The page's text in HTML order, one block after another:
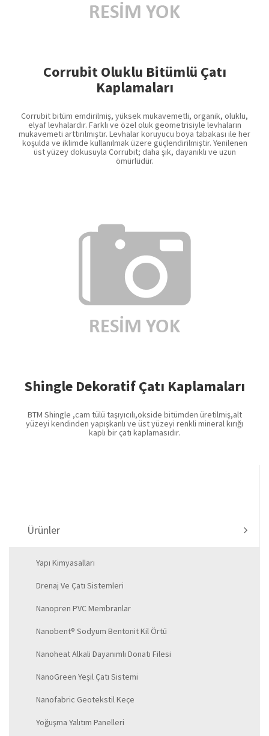
Corrubit Oluklu Bitümlü Çatı
Kaplamaları
Corrubit bitüm emdirilmiş, yüksek mukavemetli, organik, oluklu,
elyaf levhalardır. Farklı ve özel oluk geometrisiyle levhaların
mukavemeti arttırılmıştır. Levhalar koruyucu boya tabakası ile her
koşulda ve iklimde kullanılmak üzere güçlendirilmiştir. Yenilenen
üst yüzey dokusuyla Corrubit; daha şık, dayanıklı ve uzun
ömürlüdür.
Shingle Dekoratif Çatı Kaplamaları
BTM Shingle ,cam tülü taşıyıcılı,okside bitümden üretilmiş,alt
yüzeyi kendinden yapışkanlı ve üst yüzeyi renkli mineral kırığı
kaplı bir çatı kaplamasıdır.
Ürünler
Yapı Kimyasalları
Drenaj Ve Çatı Sistemleri
Nanopren PVC Membranlar
Nanobent® Sodyum Bentonit Kil Örtü
Nanoheat Alkali Dayanımlı Donatı Filesi
NanoGreen Yeşil Çatı Sistemi
Nanofabric Geotekstil Keçe
Yoğuşma Yalıtım Panelleri